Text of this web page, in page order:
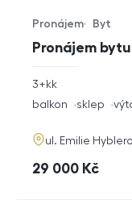
Pronájem
Typ nabídky
Pronájem
Typ nemovitosti
Byt
rozměry
3+kk
funkce
balkon sklep
adresa
ul. Emilie
cena
29 000 Kč